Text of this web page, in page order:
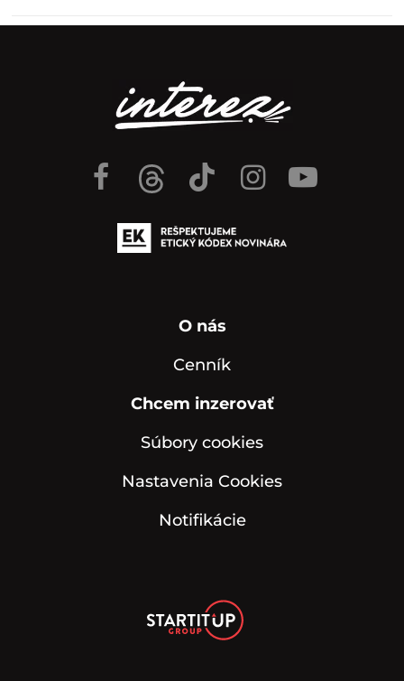
O nás
Cenník
Chcem inzerovať
Súbory cookies
Nastavenia Cookies
Notifikácie